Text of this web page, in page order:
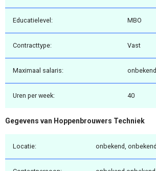
Educatielevel: MBO
Contracttype: Vast
Maximaal salaris: onbekend
Uren per week: 40
Gegevens van Hoppenbrouwers Techniek
Locatie: onbekend,